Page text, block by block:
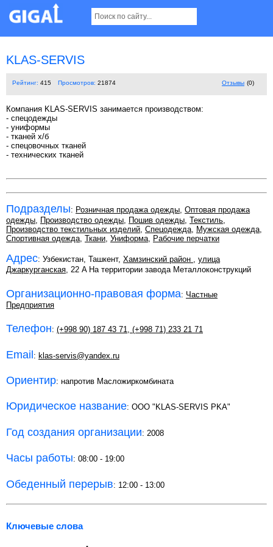
KLAS-SERVIS
Рейтинг: 415 Просмотров: 21874 Отзывы (0)
Компания KLAS-SERVIS занимается производством:
- спецодежды
- униформы
- тканей х/б
- спецовочных тканей
- технических тканей
Подразделы: Розничная продажа одежды, Оптовая продажа
одежды, Производство одежды, Пошив одежды, Текстиль,
Производство текстильных изделий, Спецодежда, Мужская одежда,
Спортивная одежда, Ткани, Униформа, Рабочие перчатки
Адрес: Узбекистан, Ташкент, Хамзинский район , улица
Джаркурганская, 22 A На территории завода Металлоконструкций
Организационно-правовая форма: Частные
Предприятия
Телефон: (+998 90) 187 43 71, (+998 71) 233 21 71
Email: klas-servis@yandex.ru
Ориентир: напротив Масложиркомбината
Юридическое название: OOO "KLAS-SERVIS PKA"
Год создания организации: 2008
Часы работы: 08:00 - 19:00
Обеденный перерыв: 12:00 - 13:00
Ключевые слова